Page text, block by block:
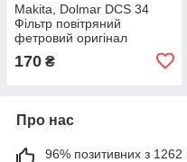
Makita, Dolmar DCS 34
Фільтр повітряний
фетровий оригінал
170 ₴
Про нас
96% позитивних з 1262